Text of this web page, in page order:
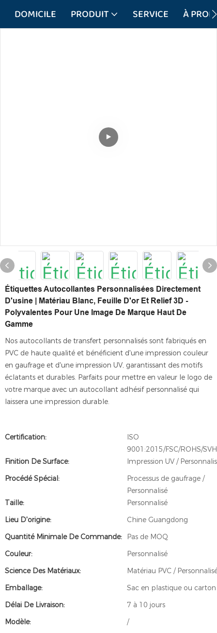
DOMICILE PRODUIT SERVICE À
Étiquettes Autocollantes Personnalisées Directement
D'usine | Matériau Blanc, Feuille D'or Et Relief 3D -
Polyvalentes Pour Une Image De Marque Haut De
Gamme
Nos autocollants de transfert personnalisés sont fabriqués en
PVC de haute qualité et bénéficient d'une impression couleur
en gaufrage et d'une impression UV, garantissant des motifs
éclatants et durables. Parfaits pour mettre en valeur le logo de
votre marque avec un autocollant adhésif personnalisé qui
laissera une impression durable.
Certification:
ISO
9001:2015/FSC/ROHS/
Finition De Surface:
Impression UV /
Procédé Spécial:
Processus de gaufrage /
Personnalisé
Taille:
Personnalisé
Lieu D'origine:
Chine Guangdong
Quantité Minimale De Commande:
Pas de MOQ
Couleur:
Personnalisé
Science Des Matériaux:
Matériau PVC /
Emballage:
Sac en plastique ou carton
Délai De Livraison:
7 à 10 jours
Modèle:
/